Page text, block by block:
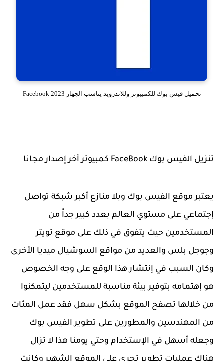
تحميل فيس بوك للكمبيوتر وللاندرويد يناسب الجهاز 2023 Facebook
تنزيل الفيس بوك FaceBook كمبيوتر أخر إصدار مجانا
يعتبر موقع الفيس بوك وبلا منازع أكبر شبكة تواصل
إجتماعي على مستوي العالم بعدد كبير جداً من
المستخدمين حيث يتفوق في ذلك على موقع تويتر
وجوجل بلس والعديد من مواقع السوشيال ميديا الأخرى
وكان السبب في إنتشار هذا الوقع على وجه الخصوص
هو إهتمامه بتوفير بيئة مناسبة للمستخدمين ليتمكنوا
من خلالها تصفح الموقع بشكل سهل فقد عمل المئات
من المهندسين والمطورين على تطوير الفيس بوك
وجعله أسهل في الإستخدام وحتي يومنا هذا لا تزال
هناك عمليات تطوير تجري على الموقع الشهير وكانت